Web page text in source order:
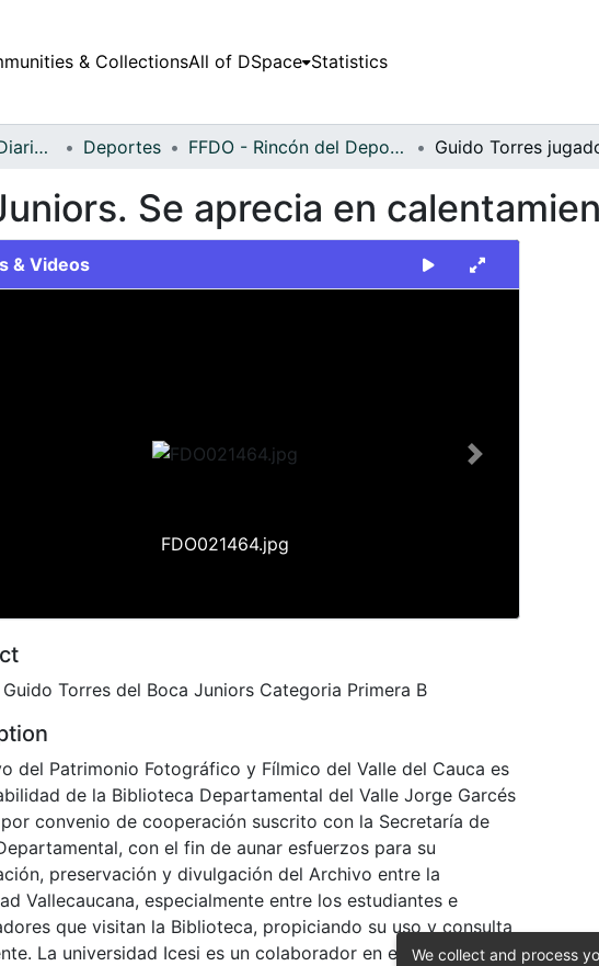
& CollectionsAll of DSpace Statistics
Fondo Fotográfico Diario Occidente Deportes FFDO - Rincón del Deportivo Cali - Patrimonial
Se aprecia en
& Videos
FDO021464.jpg
Next
Torres del Boca Juniors Categoria Primera B
del Patrimonio Fotográfico y Fílmico del Valle del Cauca es
de la Biblioteca Departamental del Valle Jorge Garcés
convenio de cooperación suscrito con la Secretaría de
con el fin de aunar esfuerzos para su
preservación y divulgación del Archivo entre la
Vallecaucana, especialmente entre los estudiantes e
que visitan la Biblioteca, propiciando su uso y consulta
La universidad Icesi es un colaborador en el proceso de
We collect and process